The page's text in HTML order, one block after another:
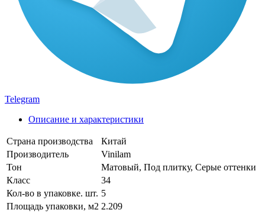
Telegram
Описание и характеристики
Страна производства
Китай
Производитель
Vinilam
Тон
Матовый, Под плитку, Серые оттенки
Класс
34
Кол-во в упаковке. шт. 5
Площадь упаковки, м2 2.209